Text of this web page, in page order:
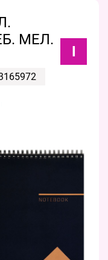
МЕЛ.
I